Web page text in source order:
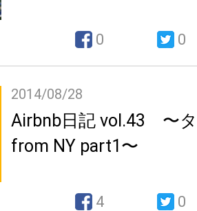
0 0
2014/08/28
Airbnb日記 vol.43 〜
from NY part1〜
4 0